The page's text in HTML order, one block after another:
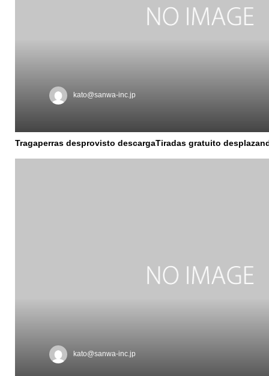
kato@sanwa-inc.jp
Tragaperras desprovisto descargaTiradas gratuito
kato@sanwa-inc.jp